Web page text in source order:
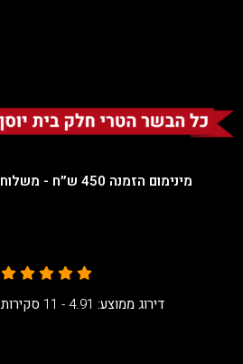
מינימום הזמנה 450 ש״ח - משלוח חינם באיזור השרון.
דירוג ממוצע: 4.91 -
11 סקירות